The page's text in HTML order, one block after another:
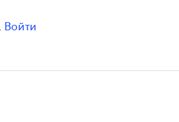
Войти